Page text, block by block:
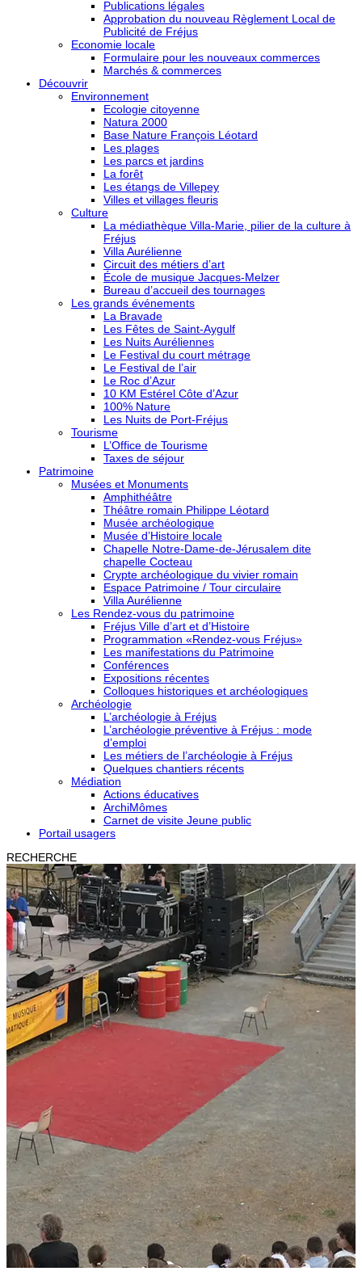
Publications légales
Approbation du nouveau Règlement Local de
Publicité de Fréjus
Economie locale
Formulaire pour les nouveaux commerces
Marchés & commerces
Découvrir
Environnement
Ecologie citoyenne
Natura 2000
Base Nature François Léotard
Les plages
Les parcs et jardins
La forêt
Les étangs de Villepey
Villes et villages fleuris
Culture
La médiathèque Villa-Marie, pilier de la culture à
Fréjus
Villa Aurélienne
Circuit des métiers d’art
École de musique Jacques-Melzer
Bureau d’accueil des tournages
Les grands événements
La Bravade
Les Fêtes de Saint-Aygulf
Les Nuits Auréliennes
Le Festival du court métrage
Le Festival de l’air
Le Roc d’Azur
10 KM Estérel Côte d’Azur
100% Nature
Les Nuits de Port-Fréjus
Tourisme
L’Office de Tourisme
Taxes de séjour
Patrimoine
Musées et Monuments
Amphithéâtre
Théâtre romain Philippe Léotard
Musée archéologique
Musée d’Histoire locale
Chapelle Notre-Dame-de-Jérusalem dite
chapelle Cocteau
Crypte archéologique du vivier romain
Espace Patrimoine / Tour circulaire
Villa Aurélienne
Les Rendez-vous du patrimoine
Fréjus Ville d’art et d’Histoire
Programmation «Rendez-vous Fréjus»
Les manifestations du Patrimoine
Conférences
Expositions récentes
Colloques historiques et archéologiques
Archéologie
L’archéologie à Fréjus
L’archéologie préventive à Fréjus : mode
d’emploi
Les métiers de l’archéologie à Fréjus
Quelques chantiers récents
Médiation
Actions éducatives
ArchiMômes
Carnet de visite Jeune public
Portail usagers
RECHERCHE